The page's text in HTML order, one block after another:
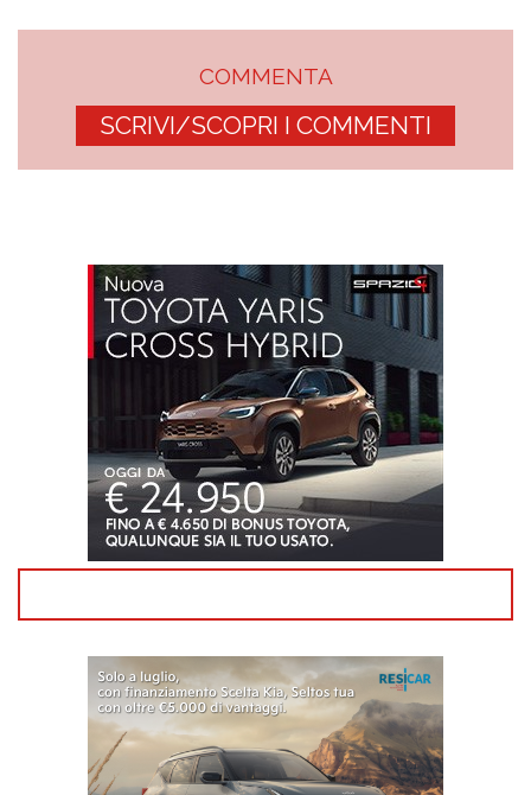
COMMENTA
SCRIVI/SCOPRI I COMMENTI